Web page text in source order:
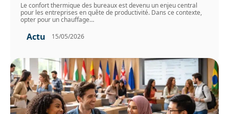
Le confort thermique des bureaux est devenu un enjeu central
pour les entreprises en quête de productivité. Dans ce contexte,
opter pour un chauffage…
Actu 15/05/2026